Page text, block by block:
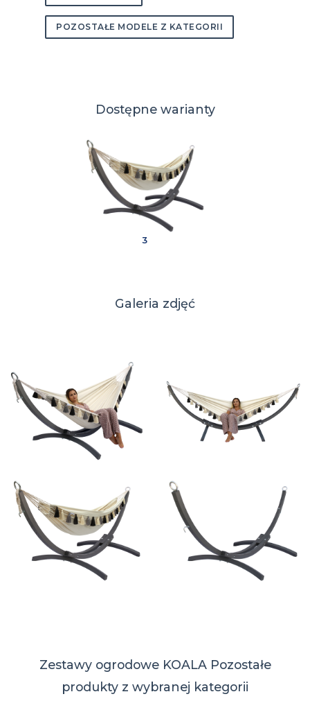
POZOSTAŁE MODELE Z KATEGORII
Dostępne warianty
3
Galeria zdjęć
Zestawy ogrodowe KOALA Pozostałe
produkty z wybranej kategorii